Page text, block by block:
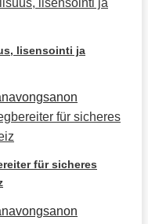
lisensointi ja
für sicheres